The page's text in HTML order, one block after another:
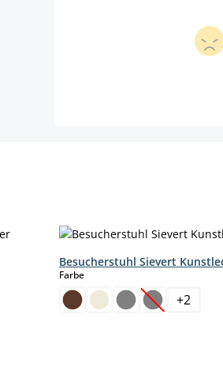
Besucherstuhl Sievert
Farbeauswählen
(Diese
+2